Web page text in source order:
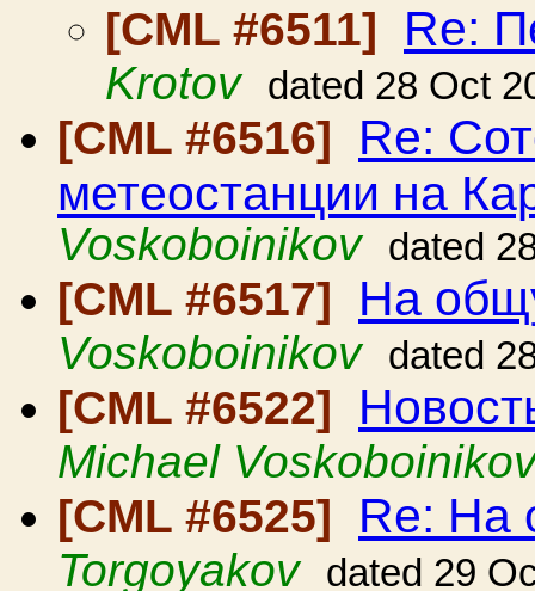
[CML #6511] Re:
Krotov dated 28 Oct
[CML #6516] Re:
метеостанции на
Voskoboinikov
dated
[CML #6517] На
Voskoboinikov dated
[CML #6522]
Michael
[CML #6525]
Re: На
Torgoyakov dated 29